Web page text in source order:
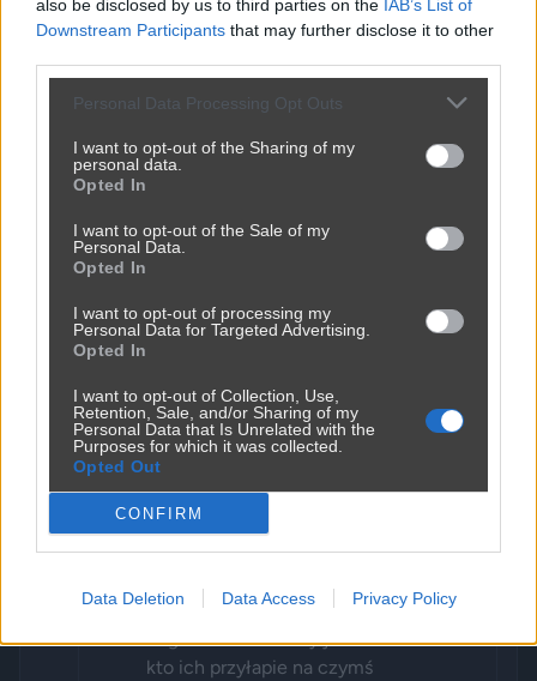
also be disclosed by us to third parties on the IAB’s List of
Downstream Participants that may further disclose it to other
Personal Data Processing Opt Outs
I want to opt-out of the Sharing of my
personal data.
Opted In
I want to opt-out of the Sale of my
Personal Data.
Opted In
I want to opt-out of processing my
Personal Data for Targeted Advertising.
Opted In
I want to opt-out of Collection, Use,
Retention, Sale, and/or Sharing of my
Personal Data that Is Unrelated with the
Purposes for which it was collected.
Opted Out
CONFIRM
Data Deletion Data Access Privacy Policy
słowem hell) godzi w uczucia
wierny...
Pokaż więcej
Odpowiedz
Przeszkadza im linia na Hel o
numerze 666 ale nic złego nie
Dąbrowie górniczej. Tam chłopa
niemal zadupcyli na smierć.
1
-
A abababa2
jak zawsze w przypadku tych
"świętszych pod papieża", z góry
przyjmują, że to oni są od
rozliczanym, bo to ONI są głosem
boga na ziemi. kiedy jednak
kto ich przyłapie na czymś
0